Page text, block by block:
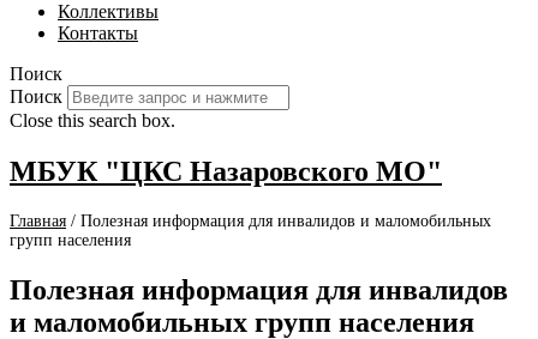
Коллективы
Контакты
Поиск
Поиск
Close this search box.
МБУК "ЦКС Назаровского МО"
Главная / Полезная информация для инвалидов и маломобильных
групп населения
Полезная информация для инвалидов
и маломобильных групп населения